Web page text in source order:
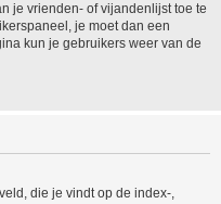
je vrienden- of vijandenlijst toe te
je moet dan een
kun je gebruikers weer van de
die je vindt op de index-,